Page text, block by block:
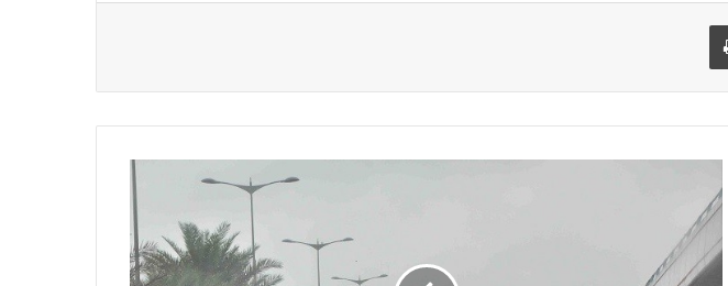
طباعة
وزارة
الكهرباء
تستنفر
لمواجهة